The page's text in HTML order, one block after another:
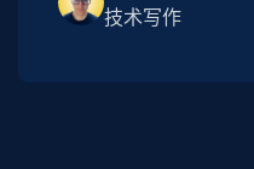
技术写作